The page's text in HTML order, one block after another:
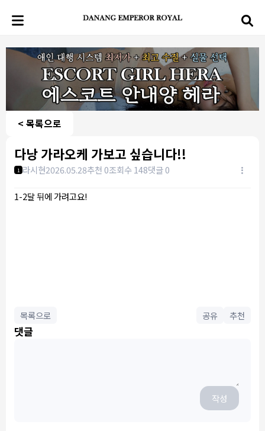
< 목록으로
다낭 가라오케 가보고 싶습니다!!
1 라시현2026.05.28추천 0조회수 148댓글 0
1-2달 뒤에 가려고요!
목록으로 공유 추천
댓글
작성